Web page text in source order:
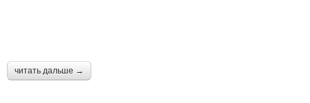
читать дальше →